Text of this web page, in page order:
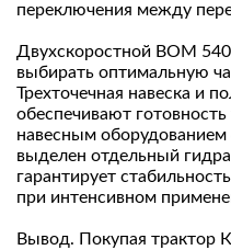
переключения между
Двухскоростной ВОМ
выбирать оптимальную
Трехточечная навеска и
обеспечивают готовность
навесным
выделен отдельный
гарантирует
при интенсивном
Вывод. Покупая трактор